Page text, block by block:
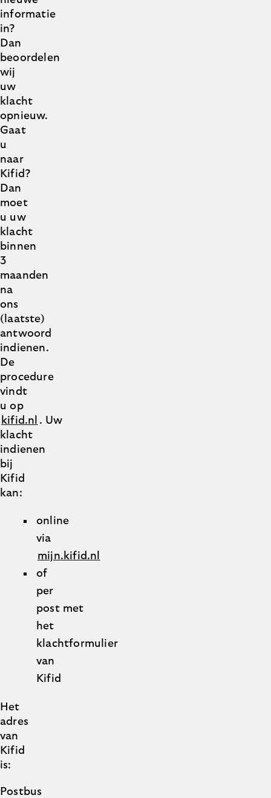
informatie
in?
Dan
beoordelen
wij
uw
klacht
opnieuw.
Gaat
u
naar
Kifid?
Dan
moet
u uw
klacht
binnen
3
maanden
na
ons
(laatste)
antwoord
indienen.
De
procedure
vindt
u op
kifid.nl . Uw
klacht
indienen
bij
Kifid
kan:
online
via
mijn.kifid.nl
of
per
post met
het
klachtformulier
van
Kifid
Het
adres
van
Kifid
is:
Postbus